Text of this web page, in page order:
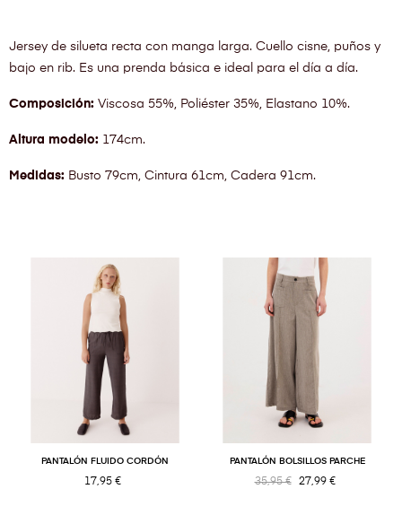
Jersey de silueta recta con manga larga. Cuello cisne, puños y
bajo en rib. Es una prenda básica e ideal para el día a día.
Composición: Viscosa 55%, Poliéster 35%, Elastano 10%.
Altura modelo: 174cm.
Medidas: Busto 79cm, Cintura 61cm, Cadera 91cm.
PANTALÓN FLUIDO CORDÓN
17,95 €
PANTALÓN BOLSILLOS PARCHE
35,95 € 27,99 €